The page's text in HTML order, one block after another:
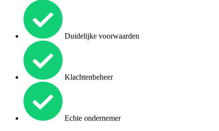
Duidelijke voorwaarden
Klachtenbeheer
Echte ondernemer